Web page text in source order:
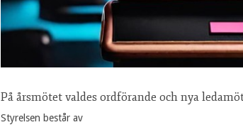
På årsmötet valdes ordförande och nya
Styrelsen består av